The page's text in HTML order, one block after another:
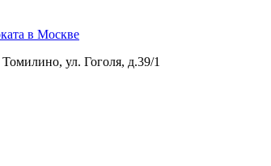
ул. Гоголя, д.39/1